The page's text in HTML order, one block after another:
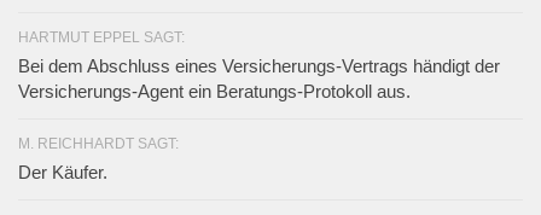
HARTMUT EPPEL SAGT:
Bei dem Abschluss eines Versicherungs-Vertrags händigt der
Versicherungs-Agent ein Beratungs-Protokoll aus.
M. REICHHARDT SAGT:
Der Käufer.